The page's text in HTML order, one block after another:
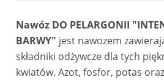
Nawóz DO PELARGONII
BARWY" jest nawozem
składniki odżywcze dla tych
kwiatów. Azot, fosfor, potas